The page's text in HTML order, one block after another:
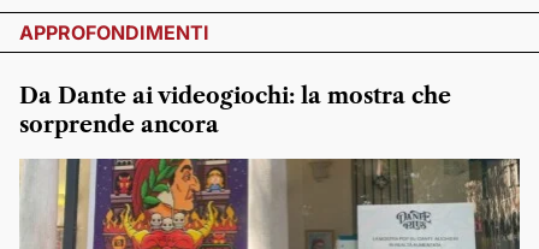
APPROFONDIMENTI
Da Dante ai videogiochi: la mostra che
sorprende ancora